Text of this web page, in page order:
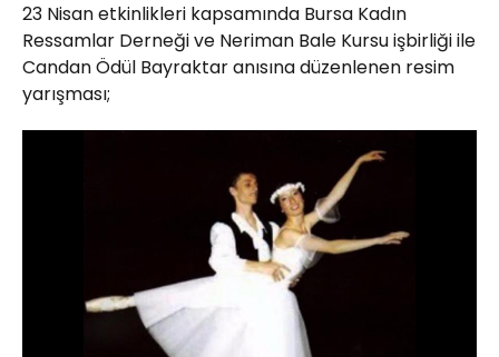
23 Nisan etkinlikleri kapsamında Bursa Kadın
Ressamlar Derneği ve Neriman Bale Kursu işbirliği ile
Candan Ödül Bayraktar anısına düzenlenen resim
yarışması;